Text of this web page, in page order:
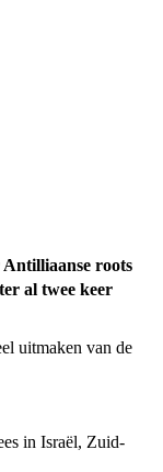
roots
al twee keer
uitmaken van de
in Israël, Zuid-